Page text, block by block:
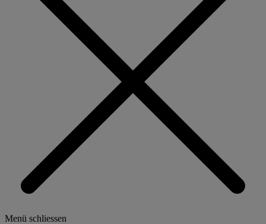
Menü schliessen